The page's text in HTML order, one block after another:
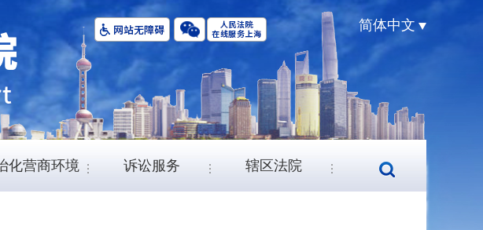
简体中文
化营商环境 诉讼服务 辖区法院